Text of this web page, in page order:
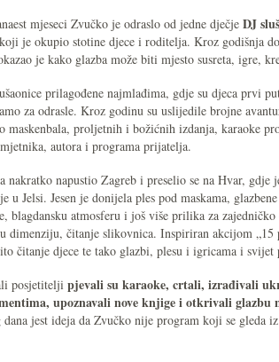
mjeseci Zvučko je odraslo od jedne dječje DJ
je okupio stotine djece i roditelja. Kroz godišnja
je kako glazba može biti mjesto susreta, igre,
prilagođene najmlađima, gdje su djeca prvi
za odrasle. Kroz godinu su uslijedile brojne
maskenbala, proljetnih i božićnih izdanja, karaoke
autora i programa prijatelja.
nakratko napustio Zagreb i preselio se na Hvar, gdje
u Jelsi. Jesen je donijela ples pod maskama,
blagdansku atmosferu i još više prilika za
dimenziju, čitanje slikovnica. Inspiriran akcijom „15
čitanje djece te tako glazbi, plesu i igricama i svijet
posjetitelji pjevali su karaoke, crtali, izrađivali
upoznavali nove knjige i otkrivali glazbu
jest ideja da Zvučko nije program koji se gleda